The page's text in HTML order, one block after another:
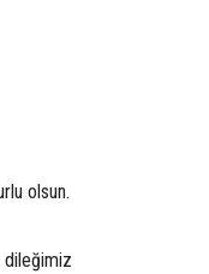
olsun.
dileğimiz